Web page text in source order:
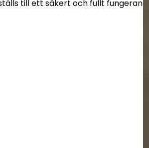
till ett säkert och fullt fungerande